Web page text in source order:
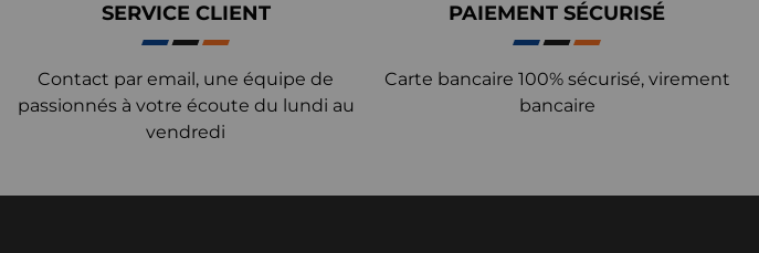
SERVICE CLIENT
Contact par email, une équipe de
passionnés à votre écoute du lundi au
vendredi
PAIEMENT SÉCURISÉ
Carte bancaire 100% sécurisé, virement
bancaire